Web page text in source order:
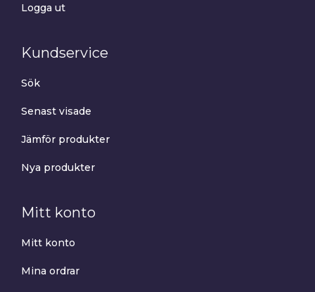
Logga ut
Kundservice
Sök
Senast visade
Jämför produkter
Nya produkter
Mitt konto
Mitt konto
Mina ordrar